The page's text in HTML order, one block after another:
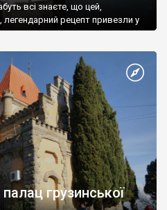
всі знаєте, що цей,
легендарний рецепт привезли у
грузинської